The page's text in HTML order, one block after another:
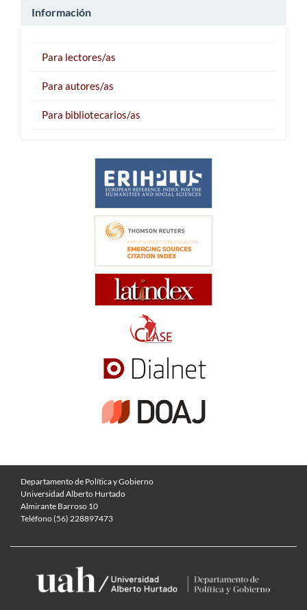
Información
Para lectores/as
Para autores/as
Para bibliotecarios/as
Departamento de Política y Gobierno
Universidad Alberto Hurtado
Almirante Barroso 10
Teléfono (56) 228897473